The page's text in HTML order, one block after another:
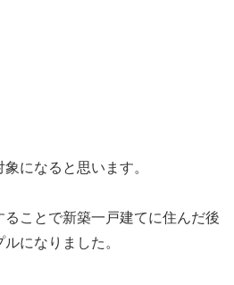
になると思います。
ることで新築一戸建てに住んだ後
になりました。